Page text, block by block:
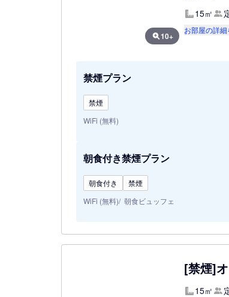
10+
15㎡
お部屋の詳細
禁煙プラン
禁煙
WiFi (無料)
朝食付き禁煙プラン
朝食付き
禁煙
WiFi (無料) 朝食ビュッフェ
[禁煙]
15㎡